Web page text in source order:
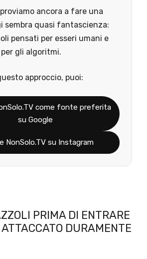
ancora a fare una
sembra quasi fantascienza:
pensati per esseri umani e
gli algoritmi.
approccio, puoi:
come fonte preferita
su Google
NonSolo.TV su Instagram
PRIMA DI ENTRARE
DURAMENTE